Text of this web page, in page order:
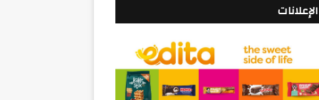
الإعلانات